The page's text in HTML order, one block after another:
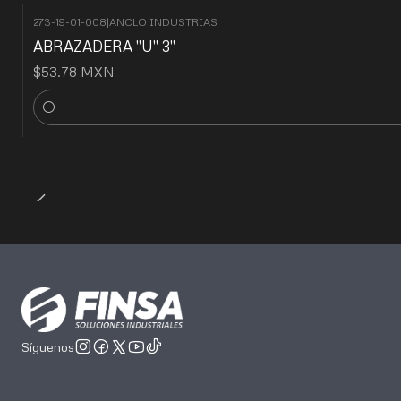
273-19-01-008|ANCLO INDUSTRIAS
ABRAZADERA ''U'' 3''
$53.78 MXN
Cantidad
Síguenos